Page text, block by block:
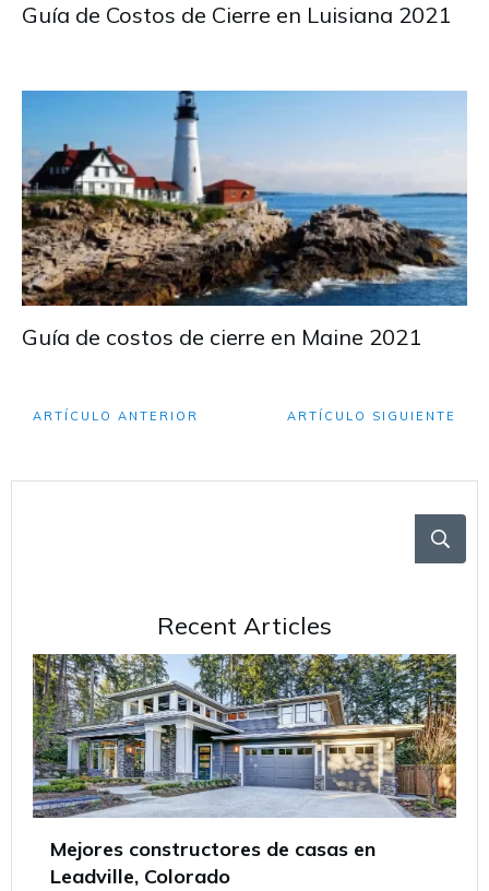
Guía de Costos de Cierre en Luisiana 2021
Guía de costos de cierre en Maine 2021
ARTÍCULO ANTERIOR ARTÍCULO SIGUIENTE
Recent Articles
Mejores constructores de casas en
Leadville, Colorado